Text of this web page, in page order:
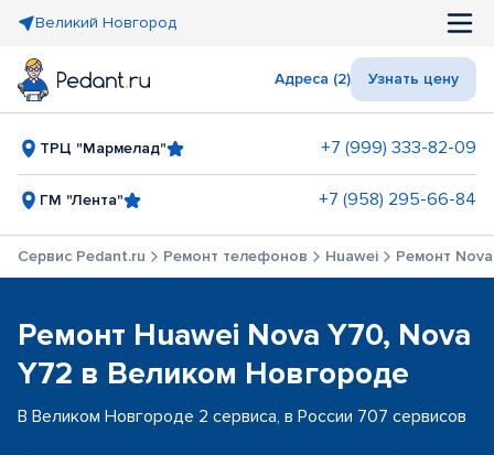
Великий Новгород
Адреса (2) Узнать цену
ТРЦ "Мармелад" +7 (999) 333-82-09
ГМ "Лента" +7 (958) 295-66-84
Сервис Pedant.ru Ремонт телефонов Huawei Ремонт
Ремонт Huawei Nova Y70, Nova
Y72 в Великом Новгороде
В Великом Новгороде 2 сервиса, в России 707 сервисов